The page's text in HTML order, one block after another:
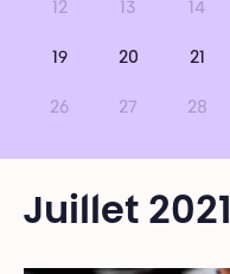
12 13 14
19 20 21
26 27 28
Juillet 2021